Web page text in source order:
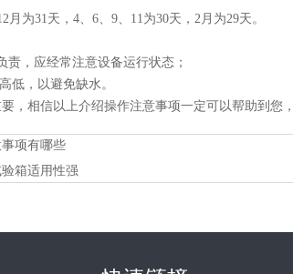
月为31天，4、6、9、11为30天，2月为29天。
，应经常注意设备运行状态；
低，以避免缺水。
，相信以上介绍操作注意事项一定可以帮助到您
项有哪些
箱适用性强